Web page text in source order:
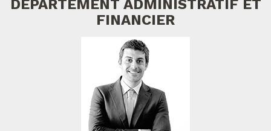
DÉPARTEMENT ADMINISTRATIF ET
FINANCIER